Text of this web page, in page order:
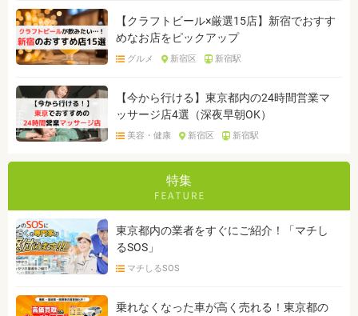
【クラフトビール×厳選15店】新宿でおすす
めなお店をピックアップ
グルメ 新宿区 新宿駅
【今から行ける】東京都内の24時間営業マ
ッサージ店4選（深夜早朝OK）
美容・健康 新宿区 新宿駅
特集
東京都内の業者をすぐにご紹介！「マチし
るSOS」
マチしるSOS
乗れなくなった車が高く売れる！東京都の